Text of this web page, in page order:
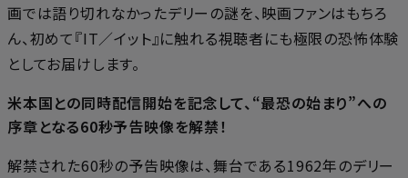
画では語り切れなかったデリーの謎を、映画ファンはもちろ
ん、初めて『IT／イット』に触れる視聴者にも極限の恐怖体験
としてお届けします。
米本国との同時配信開始を記念して、“最恐の始まり”への
序章となる60秒予告映像を解禁！
解禁された60秒の予告映像は、舞台である1962年のデリー